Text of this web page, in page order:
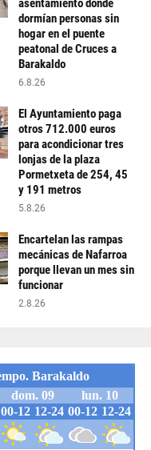
asentamiento donde
dormían personas sin
hogar en el puente
peatonal de Cruces a
Barakaldo
6.8.26
El Ayuntamiento paga
otros 712.000 euros
para acondicionar tres
lonjas de la plaza
Pormetxeta de 254, 45
y 191 metros
5.8.26
Encartelan las rampas
mecánicas de Nafarroa
porque llevan un mes sin
funcionar
2.8.26